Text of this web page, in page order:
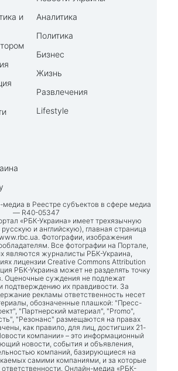
и
Аналитика
Политика
Бизнес
Жизнь
Развлечения
Lifestyle
медиа в Реестре субъектов в сфере медиа
— R40-05347
«РБК-Украина» имеет трехязычную
и английскую), главная страница
. Фотографии, изображения
Все фотографии на Портале,
являются журналисты РБК-Украина,
лицензии Creative Commons Attribution
РБК-Украина может не разделять точку
Оценочные суждения не подлежат
подтверждению их правдивости. За
рекламы ответственность несет
обозначенные плашкой: "Пресс-
"Партнерский материал", "Promo",
"Резонанс" размещаются на правах
как правило, для лиц, достигших 21-
компании» – это информационный
новости, события и объявления,
компаний, базирующиеся на
самими компаниями, и за которые
ответственности. Онлайн-медиа «РБК-